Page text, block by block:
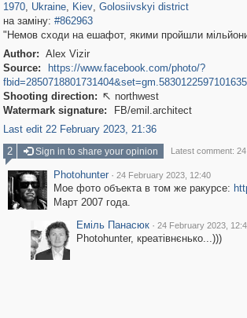
1970, Ukraine, Kiev, Golosiivskyi district
на заміну: #862963
"Немов сходи на ешафот, якими пройшли
Author: Alex Vizir
Source:
https://www.facebook.com/photo/?
Shooting direction:  northwest
Watermark signature:
FB/emil.architect
Last edit 22 February 2023, 21:36
2
Sign in to share your opinion Latest comment:
Photohunter · 24 February 2023, 12:40
Мое фото объекта в том же ракурсе:
Март 2007 года.
Еміль Панасюк · 24 February 2023,
Photohunter, креатівнєнько...)))